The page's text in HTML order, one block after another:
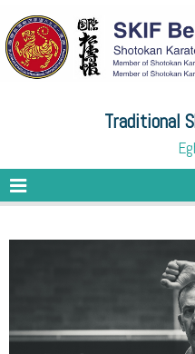
Traditional